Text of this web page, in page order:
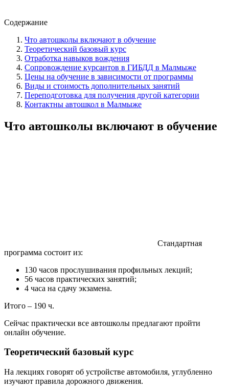
Содержание
Что автошколы включают в обучение
Теоретический базовый курс
Отработка навыков вождения
Сопровождение курсантов в ГИБДД в Малмыже
Цены на обучение в зависимости от программы
Виды и стоимость дополнительных занятий
Переподготовка для получения другой категории
Контактны автошкол в Малмыже
Что автошколы включают в обучение
Стандартная
программа состоит из:
130 часов прослушивания профильных лекций;
56 часов практических занятий;
4 часа на сдачу экзамена.
Итого – 190 ч.
Сейчас практически все автошколы предлагают пройти
онлайн обучение.
Теоретический базовый курс
На лекциях говорят об устройстве автомобиля, углубленно
изучают правила дорожного движения.